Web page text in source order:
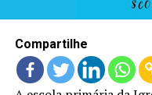
Compartilhe